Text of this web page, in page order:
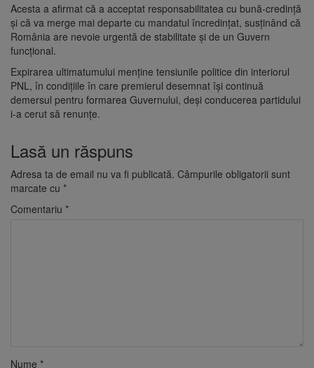
Acesta a afirmat că a acceptat responsabilitatea cu bună-credință
și că va merge mai departe cu mandatul încredințat, susținând că
România are nevoie urgentă de stabilitate și de un Guvern
funcțional.
Expirarea ultimatumului menține tensiunile politice din interiorul
PNL, în condițiile în care premierul desemnat își continuă
demersul pentru formarea Guvernului, deși conducerea partidului
i-a cerut să renunțe.
Lasă un răspuns
Adresa ta de email nu va fi publicată. Câmpurile obligatorii sunt
marcate cu *
Comentariu *
Nume *